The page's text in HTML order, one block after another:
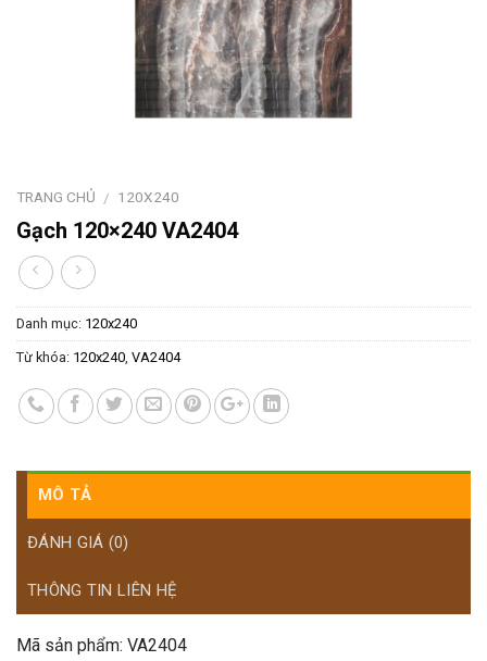
TRANG CHỦ / 120X240
Gạch 120×240 VA2404
Danh mục: 120x240
Từ khóa: 120x240, VA2404
MÔ TẢ
ĐÁNH GIÁ (0)
THÔNG TIN LIÊN HỆ
Mã sản phẩm: VA2404